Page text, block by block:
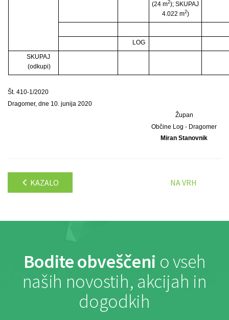
(24 m2); SKUPAJ
4.022 m2)
LOG
SKUPAJ
(odkupi)
Št. 410-1/2020
Dragomer, dne 10. junija 2020
Župan
Občine Log - Dragomer
Miran Stanovnik
KAZALO NA VRH
Bodite obveščeni o vseh
naših novostih, akcijah in
dogodkih